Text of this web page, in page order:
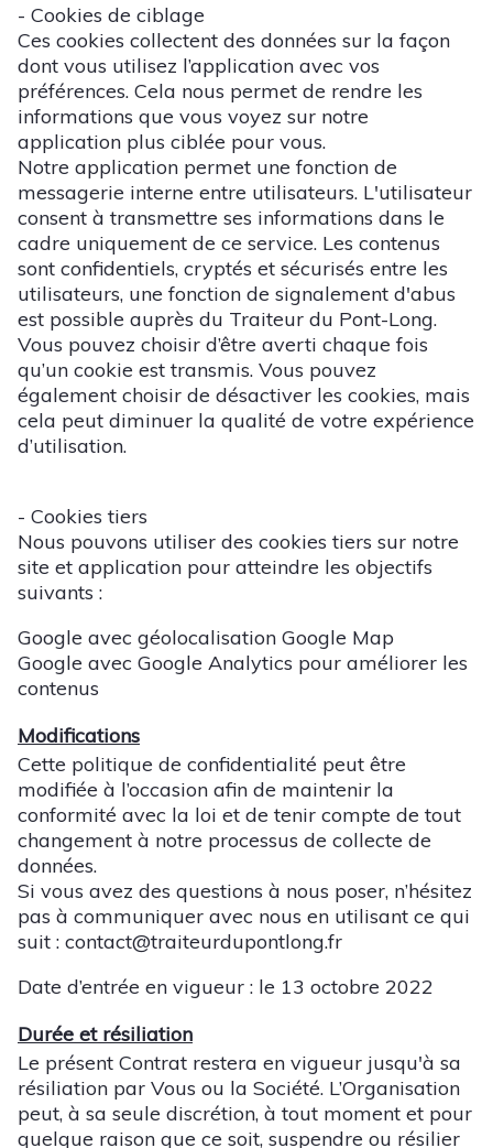
- Cookies de ciblage
Ces cookies collectent des données sur la façon
dont vous utilisez l’application avec vos
préférences. Cela nous permet de rendre les
informations que vous voyez sur notre
application plus ciblée pour vous.
Notre application permet une fonction de
messagerie interne entre utilisateurs. L'utilisateur
consent à transmettre ses informations dans le
cadre uniquement de ce service. Les contenus
sont confidentiels, cryptés et sécurisés entre les
utilisateurs, une fonction de signalement d'abus
est possible auprès du Traiteur du Pont-Long.
Vous pouvez choisir d’être averti chaque fois
qu’un cookie est transmis. Vous pouvez
également choisir de désactiver les cookies, mais
cela peut diminuer la qualité de votre expérience
d’utilisation.
- Cookies tiers
Nous pouvons utiliser des cookies tiers sur notre
site et application pour atteindre les objectifs
suivants :
Google avec géolocalisation Google Map
Google avec Google Analytics pour améliorer les
contenus
Modifications
Cette politique de confidentialité peut être
modifiée à l’occasion afin de maintenir la
conformité avec la loi et de tenir compte de tout
changement à notre processus de collecte de
données.
Si vous avez des questions à nous poser, n’hésitez
pas à communiquer avec nous en utilisant ce qui
suit : contact@traiteurdupontlong.fr
Date d’entrée en vigueur : le 13 octobre 2022
Durée et résiliation
Le présent Contrat restera en vigueur jusqu'à sa
résiliation par Vous ou la Société. L’Organisation
peut, à sa seule discrétion, à tout moment et pour
quelque raison que ce soit, suspendre ou résilier